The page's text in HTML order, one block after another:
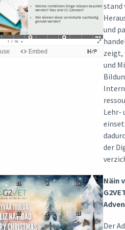
stand
und
zeigt,
und
Lehr-
der
Näin
Der